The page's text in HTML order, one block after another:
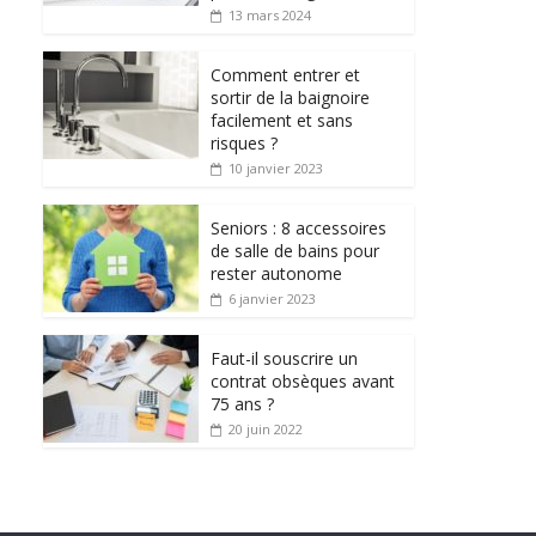
13 mars 2024
Comment entrer et
sortir de la baignoire
facilement et sans
risques ?
10 janvier 2023
Seniors : 8 accessoires
de salle de bains pour
rester autonome
6 janvier 2023
Faut-il souscrire un
contrat obsèques avant
75 ans ?
20 juin 2022